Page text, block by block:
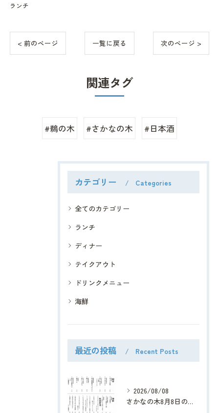
ランチ
< 前のページ 一覧に戻る 次のページ >
関連タグ
#鵜の木 #さかなの木 #日本酒
カテゴリー Categories
全てのカテゴリー
ランチ
ディナー
テイクアウト
ドリンクメニュー
海鮮
最近の投稿 Recent Posts
2026/08/08
さかなの木8月8日のメニューです。